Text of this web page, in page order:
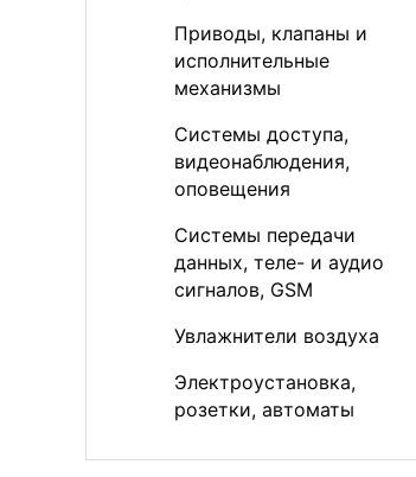
Приводы, клапаны и
исполнительные
механизмы
Системы доступа,
видеонаблюдения,
оповещения
Системы передачи
данных, теле- и аудио
сигналов, GSM
Увлажнители воздуха
Электроустановка,
розетки, автоматы